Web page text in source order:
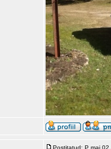
Postitatud: P mai